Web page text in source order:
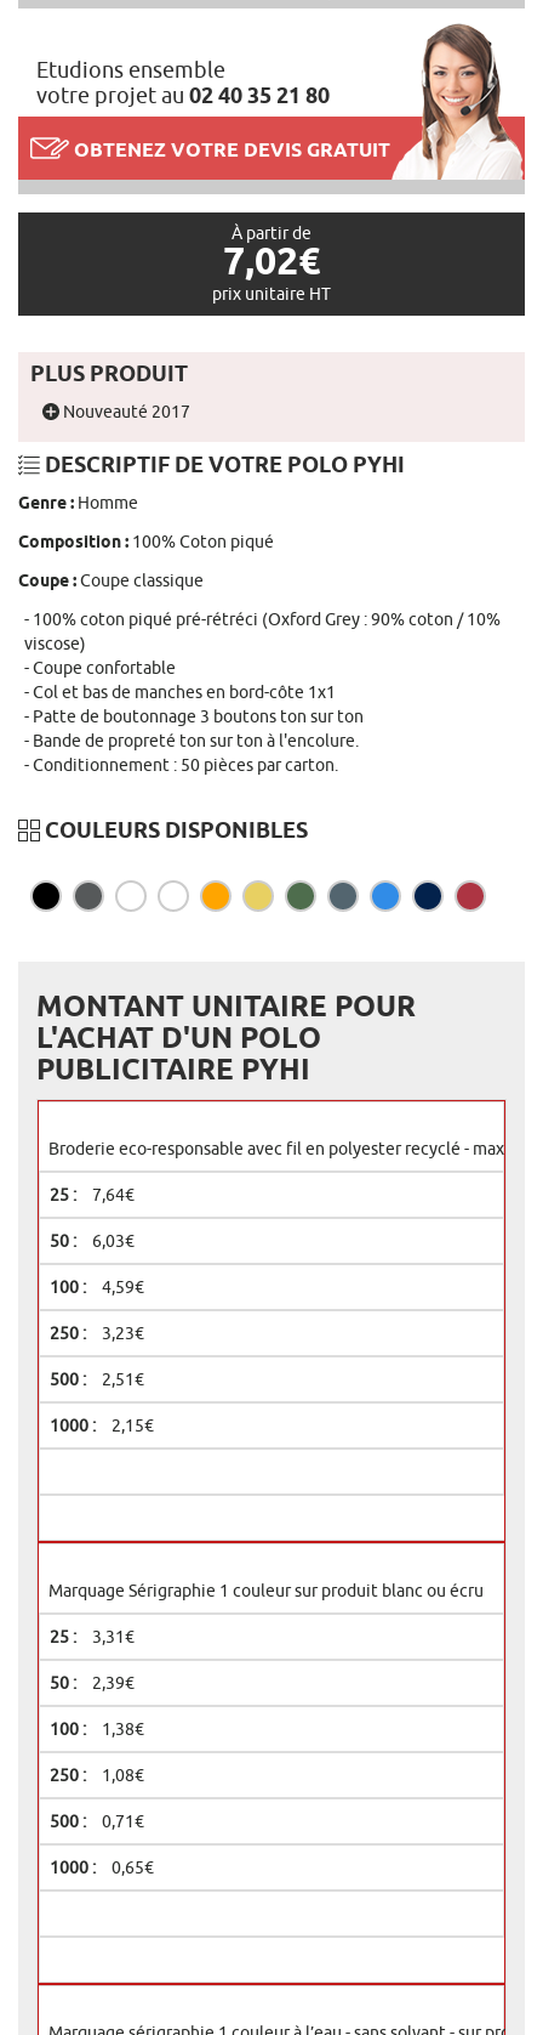
Etudions ensemble
votre projet au 02 40 35 21 80
OBTENEZ VOTRE DEVIS GRATUIT
À partir de
7,02€
prix unitaire HT
PLUS PRODUIT
Nouveauté 2017
DESCRIPTIF DE VOTRE POLO PYHI
Genre : Homme
Composition : 100% Coton piqué
Coupe :Coupe classique
100% coton piqué pré-rétréci (Oxford Grey : 90% coton / 10%
viscose)
Coupe confortable
Col et bas de manches en bord-côte 1x1
Patte de boutonnage 3 boutons ton sur ton
Bande de propreté ton sur ton à l'encolure.
Conditionnement : 50 pièces par carton.
COULEURS DISPONIBLES
MONTANT UNITAIRE POUR
L'ACHAT D'UN POLO
PUBLICITAIRE PYHI
Broderie eco-responsable avec fil en polyester recyclé - max 60
7,64€
6,03€
4,59€
3,23€
2,51€
2,15€
Marquage Sérigraphie 1 couleur sur produit blanc ou écru
3,31€
2,39€
1,38€
1,08€
0,71€
0,65€